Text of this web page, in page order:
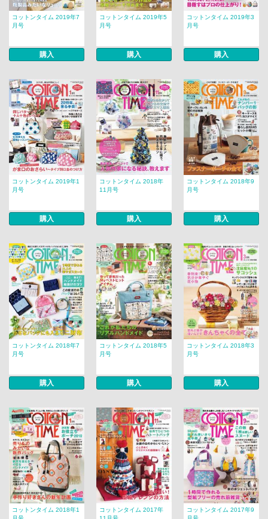
コットンタイム 2019年7
月号
購入
コットンタイム 2019年5
月号
購入
コットンタイム 2019年3
月号
購入
コットンタイム 2019年1
月号
購入
コットンタイム 2018年
11月号
購入
コットンタイム 2018年9
月号
購入
コットンタイム 2018年7
月号
購入
コットンタイム 2018年5
月号
購入
コットンタイム 2018年3
月号
購入
コットンタイム 2018年1
コットンタイム 2017年
コットンタイム 2017年9